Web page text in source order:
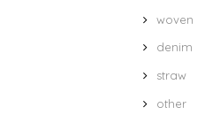
woven
denim
straw
other